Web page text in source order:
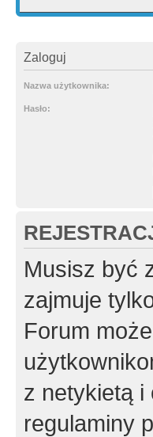
Zaloguj
Nazwa użytkownika:
Hasło:
Musisz być
zajmuje
Forum
z netykietą i
regulaminy